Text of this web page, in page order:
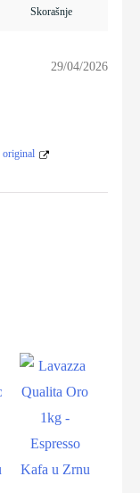
29/04/2026
original